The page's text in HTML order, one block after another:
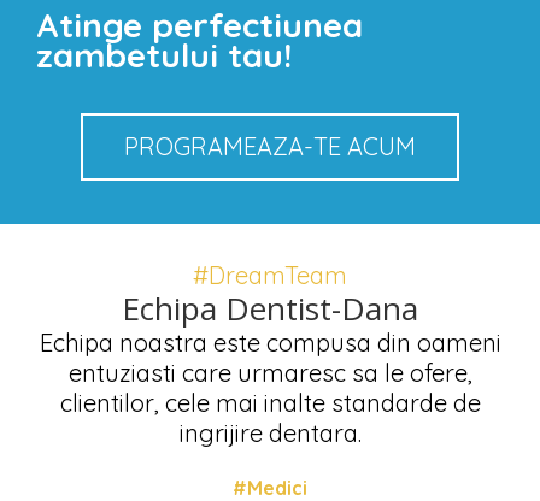
Atinge perfectiunea
zambetului tau!
PROGRAMEAZA-TE ACUM
#DreamTeam
Echipa Dentist-Dana
Echipa noastra este compusa din oameni
entuziasti care urmaresc sa le ofere,
clientilor, cele mai inalte standarde de
ingrijire dentara.
#Medici